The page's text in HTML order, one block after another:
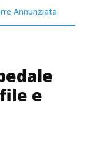
Annunziata
e